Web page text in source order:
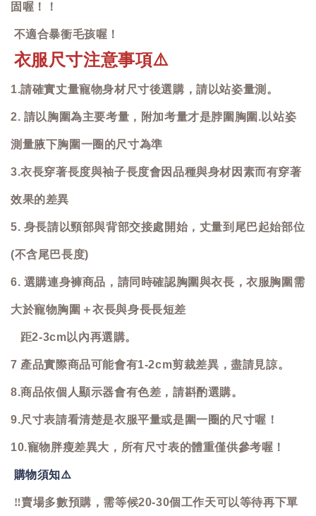
固喔！！
不適合暴衝毛孩喔！
衣服尺寸注意事項⚠️
1.請確實丈量寵物身材尺寸後選購，請以站姿量測。
2. 請以胸圍為主要考量，附加考量才是脖圍胸圍.以站姿
測量腋下胸圍一圈的尺寸為準
3.衣長穿著長度與袖子長度會因品種與身材因素而有穿著
效果的差異
5. 身長請以頸部與背部交接處開始，丈量到尾巴起始部位
(不含尾巴長度)
6. 選購連身褲商品，請同時確認胸圍與衣長，衣服胸圍需
大於寵物胸圍＋衣長與身長長短差
距2-3cm以內再選購。
7 產品實際商品可能會有1-2cm剪裁差異，盡請見諒。
8.商品依個人顯示器會有色差，請斟酌選購。
9.尺寸表請看清楚是衣服平量或是圍一圈的尺寸喔！
10.寵物胖瘦差異大，所有尺寸表的體重僅供參考喔！
購物須知⚠️
‼️賣場多數預購，需等候20-30個工作天可以等待再下單